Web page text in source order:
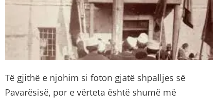
Të gjithë e njohim si foton gjatë shpalljes së
Pavarësisë, por e vërteta është shumë më